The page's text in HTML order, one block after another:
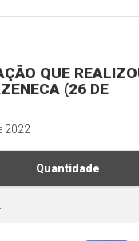
QUE
(26 DE
2022
Quantidade